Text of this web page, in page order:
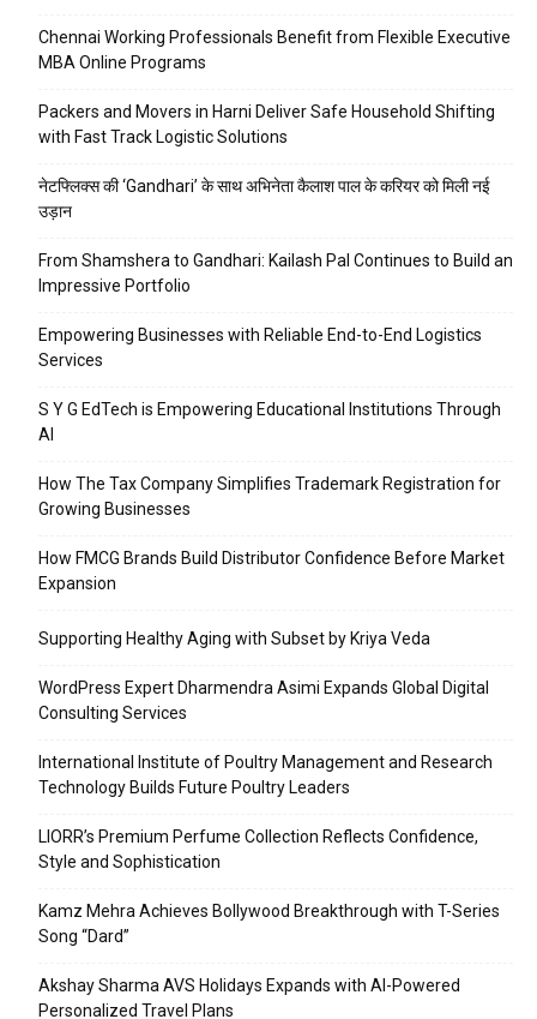
Chennai Working Professionals Benefit from Flexible Executive
MBA Online Programs
Packers and Movers in Harni Deliver Safe Household Shifting
with Fast Track Logistic Solutions
नेटफ्लिक्स की ‘Gandhari’ के साथ अभिनेता कैलाश पाल के करियर को मिली नई
उड़ान
From Shamshera to Gandhari: Kailash Pal Continues to Build an
Impressive Portfolio
Empowering Businesses with Reliable End-to-End Logistics
Services
S Y G EdTech is Empowering Educational Institutions Through
AI
How The Tax Company Simplifies Trademark Registration for
Growing Businesses
How FMCG Brands Build Distributor Confidence Before Market
Expansion
Supporting Healthy Aging with Subset by Kriya Veda
WordPress Expert Dharmendra Asimi Expands Global Digital
Consulting Services
International Institute of Poultry Management and Research
Technology Builds Future Poultry Leaders
LIORR’s Premium Perfume Collection Reflects Confidence,
Style and Sophistication
Kamz Mehra Achieves Bollywood Breakthrough with T-Series
Song “Dard”
Akshay Sharma AVS Holidays Expands with AI-Powered
Personalized Travel Plans